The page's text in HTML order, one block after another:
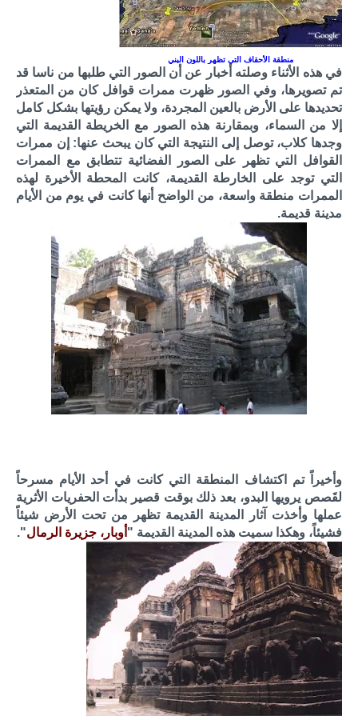
منطقة الأحقاف التي تظهر باللون البني
في هذه الأثناء وصلته أخبار عن أن الصور التي طلبها من ناسا قد
تم تصويرها، وفي الصور ظهرت ممرات قوافل كان من المتعذر
تحديدها على الأرض بالعين المجردة، ولا يمكن رؤيتها بشكل كامل
إلا من السماء، وبمقارنة هذه الصور مع الخريطة القديمة التي
وجدها كلاب، توصل إلى النتيجة التي كان يبحث عنها: إن ممرات
القوافل التي تظهر على الصور الفضائية تتطابق مع الممرات
التي توجد على الخارطة القديمة، كانت المحطة الأخيرة لهذه
الممرات منطقة واسعة، من الواضح أنها كانت في يوم من الأيام
مدينة قديمة.
وأخيراً تم اكتشاف المنطقة التي كانت في أحد الأيام مسرحاً
لقَصص يرويها البدو، بعد ذلك بوقت قصير بدأت الحفريات الأثرية
عملها وأخذت آثار المدينة القديمة تظهر من تحت الأرض شيئاً
فشيئاً، وهكذا سميت هذه المدينة القديمة " أوبار، جزيرة الرمال".